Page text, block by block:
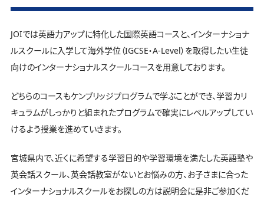
中学生コース
高校生コース
学校説明会
お問い合わせ
いております。
JOIでは英語力アップに特化した国際英語コースと、インターナショナ
ルスクールに入学して海外学位（IGCSE・A-Level）を取得したい生徒
向けのインターナショナルスクールコースを用意しております。
どちらのコースもケンブリッジプログラムで学ぶことができ、学習カリ
キュラムがしっかりと組まれたプログラムで確実にレベルアップしてい
けるよう授業を進めていきます。
宮城県内で、近くに希望する学習目的や学習環境を満たした英語塾や
英会話スクール、英会話教室がないとお悩みの方、お子さまに合った
インターナショナルスクールをお探しの方は説明会に是非ご参加くだ